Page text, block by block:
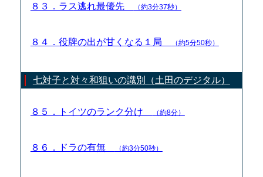
８３．ラス逃れ最優先 （約3分37秒）
８４．役牌の出が甘くなる１局 （約5分50秒）
七対子と対々和狙いの識別（土田のデジタル）
８５．トイツのランク分け （約8分）
８６．ドラの有無 （約3分50秒）